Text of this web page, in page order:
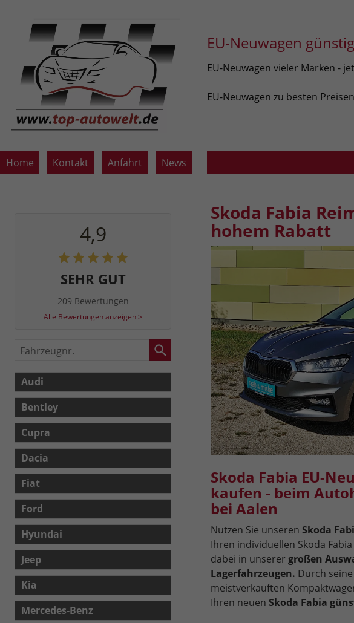
EU-Neuwagen
EU-Neuwagen vieler Marken -
EU-Neuwagen zu besten
Home Kontakt Anfahrt News
Skoda Fabia
hohem Rabatt
Skoda Fabia EU-
kaufen - beim
bei Aalen
Nutzen Sie unseren Skoda
Ihren individuellen Skoda
dabei in unserer großen
Lagerfahrzeugen. Durch
meistverkauften
Ihren neuen Skoda Fabia
4,9
SEHR GUT
209 Bewertungen
Alle Bewertungen anzeigen >
Fahrzeugnr.
Audi
Bentley
Cupra
Dacia
Fiat
Ford
Hyundai
Jeep
Kia
Mercedes-Benz